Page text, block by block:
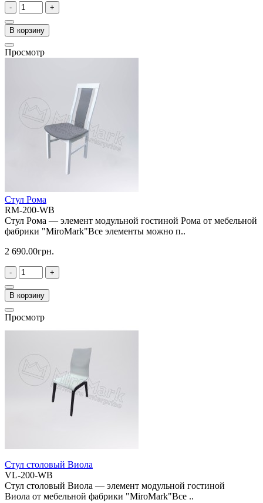
- +
В корзину
Просмотр
Стул Рома
RM-200-WB
Стул Рома — элемент модульной гостиной Рома от мебельной
фабрики "MiroMark"Все элементы можно п..
2 690.00грн.
- +
В корзину
Просмотр
Стул столовый Виола
VL-200-WB
Стул столовый Виола — элемент модульной гостиной
Виола от мебельной фабрики "MiroMark"Все ..